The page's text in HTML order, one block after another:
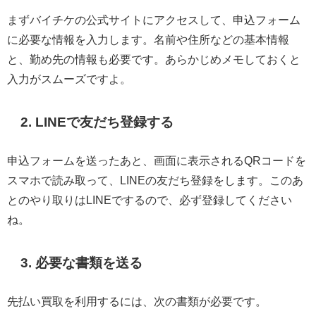
まずバイチケの公式サイトにアクセスして、申込フォーム
に必要な情報を入力します。名前や住所などの基本情報
と、勤め先の情報も必要です。あらかじめメモしておくと
入力がスムーズですよ。
2. LINEで友だち登録する
申込フォームを送ったあと、画面に表示されるQRコードを
スマホで読み取って、LINEの友だち登録をします。このあ
とのやり取りはLINEでするので、必ず登録してください
ね。
3. 必要な書類を送る
先払い買取を利用するには、次の書類が必要です。